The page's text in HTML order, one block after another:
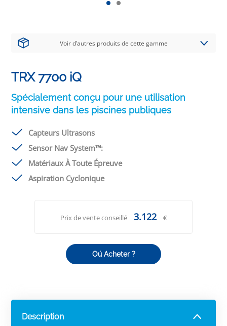
Voir d’autres produits de cette gamme
TRX 7700 iQ
Spécialement conçu pour une utilisation
intensive dans les piscines publiques
Capteurs Ultrasons
Sensor Nav System™:
Matériaux À Toute Épreuve
Aspiration Cyclonique
Prix de vente conseillé 3.122 €
Oú Acheter ?
Description